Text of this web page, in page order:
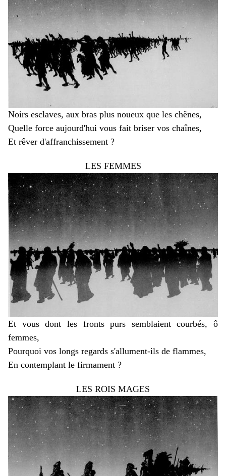
Noirs esclaves, aux bras plus noueux que les chênes,
Quelle force aujourd'hui vous fait briser vos chaînes,
Et rêver d'affranchissement ?
LES FEMMES
Et vous dont les fronts purs semblaient courbés, ô
femmes,
Pourquoi vos longs regards s'allument-ils de flammes,
En contemplant le firmament ?
LES ROIS MAGES